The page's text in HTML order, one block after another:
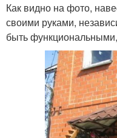
Как видно на фото,
своими руками,
быть